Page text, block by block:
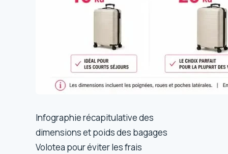
Infographie récapitulative des
dimensions et poids des bagages
Volotea pour éviter les frais